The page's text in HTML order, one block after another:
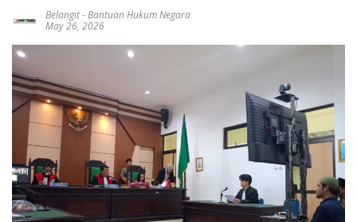
Belangit-Bantuan Hukum Negara
May 26, 2026